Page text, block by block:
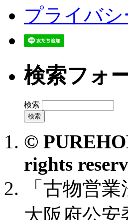
プライバ
検索フォ
検索
©
rights
「古物営
大阪府公安